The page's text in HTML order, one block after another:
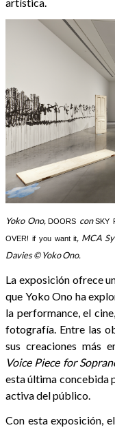
Yoko Ono,DOORS conSKY
OVER! if you want it, MCA
Davies © Yoko Ono.
La exposición ofrece
que Yoko Ono ha
la performance, el
fotografía. Entre las
sus creaciones más
Voice Piece for
esta última concebida
activa del público.
Con esta exposición,